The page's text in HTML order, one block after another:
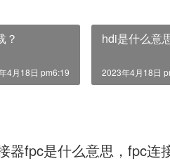
？
4月18日 pm6:19
hdi是什么意
2023年4月18日
器fpc是什么意思，fpc连